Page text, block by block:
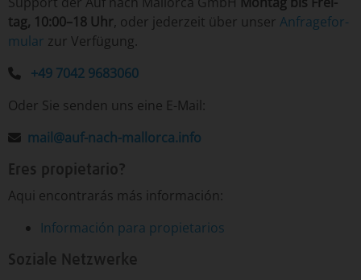
tag, 10:00–18 Uhr, o­der je­der­zeit ­über­ un­ser An­fra­ge­for­
mu­lar ­zur Ver­fü­gung.
+49 7042 9683060
Oder Sie senden uns eine E-Mail:
mail@auf-nach-mallorca.info
Eres propietario?
Aqui encontrarás más información:
Información para propietarios
Soziale Netzwerke